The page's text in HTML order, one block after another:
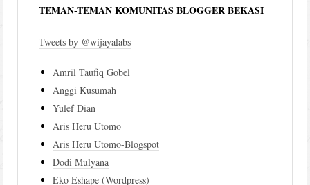
TEMAN-TEMAN KOMUNITAS BLOGGER BEKASI
Tweets by @wijayalabs
Amril Taufiq Gobel
Anggi Kusumah
Yulef Dian
Aris Heru Utomo
Aris Heru Utomo-Blogspot
Dodi Mulyana
Eko Eshape (Wordpress)